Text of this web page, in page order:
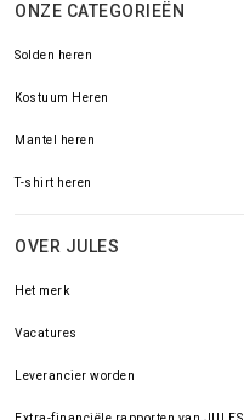
ONZE CATEGORIEËN
Solden heren
Kostuum Heren
Mantel heren
T-shirt heren
OVER JULES
Het merk
Vacatures
Leverancier worden